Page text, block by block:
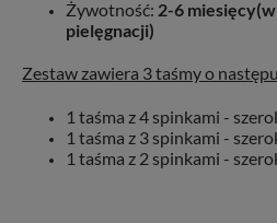
Żywotność: 2-6
pielęgnacji)
Zestaw zawiera 3 taśmy o
1 taśma z 4 spinkami -
1 taśma z 3 spinkami -
1 taśma z 2 spinkami -